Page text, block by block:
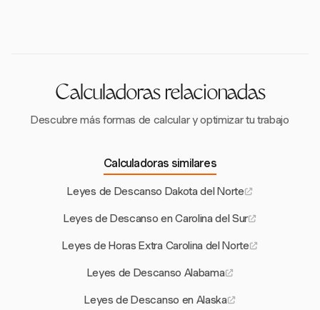
descansos en Carolina del Norte, incluso sin
mandatos estatales.
Calculadoras relacionadas
Descubre más formas de calcular y optimizar tu trabajo
Calculadoras similares
Leyes de Descanso Dakota del Norte
Leyes de Descanso en Carolina del Sur
Leyes de Horas Extra Carolina del Norte
Leyes de Descanso Alabama
Leyes de Descanso en Alaska